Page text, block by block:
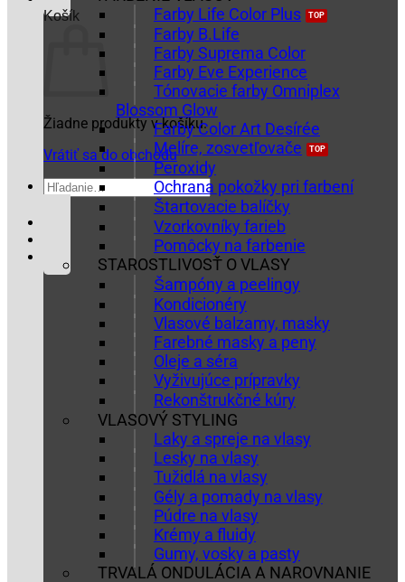
Košík
Žiadne produkty v košíku.
Vrátiť sa do obchodu
Hľadať:
Farby Life Color Plus
Farby B.Life
Farby Suprema Color
Farby Eve Experience
Tónovacie farby Omniplex
Blossom Glow
Farby Color Art Desírée
Melíre, zosvetľovače
Peroxidy
Ochrana pokožky pri farbení
Štartovacie balíčky
Vzorkovníky farieb
Pomôcky na farbenie
STAROSTLIVOSŤ O VLASY
Šampóny a peelingy
Kondicionéry
Vlasové balzamy, masky
Farebné masky a peny
Oleje a séra
Vyživujúce prípravky
Rekonštrukčné kúry
VLASOVÝ STYLING
Laky a spreje na vlasy
Lesky na vlasy
Tužidlá na vlasy
Gély a pomady na vlasy
Púdre na vlasy
Krémy a fluidy
Gumy, vosky a pasty
TRVALÁ ONDULÁCIA A NAROVNANIE